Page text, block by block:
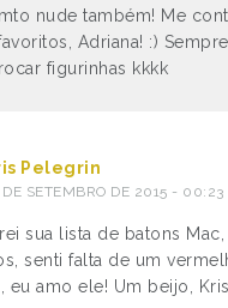
nude também! Me
Adriana! :) Sempre
figurinhas kkkk
Pelegrin
DE SETEMBRO DE 2015 - 00:23
sua lista de batons Mac,
senti falta de um
eu amo ele! Um beijo, Kris